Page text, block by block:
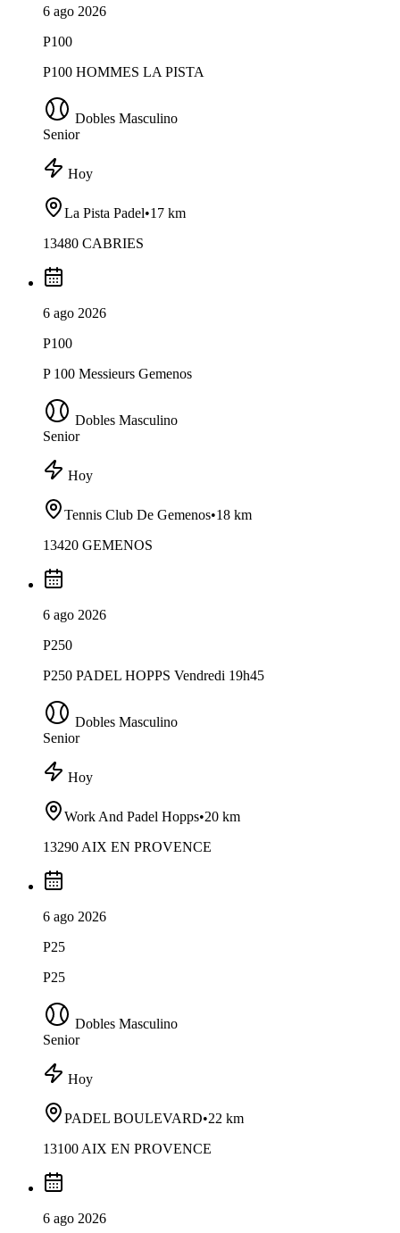
6 ago 2026
P100
P100 HOMMES LA PISTA
Dobles Masculino
Senior
Hoy
La Pista Padel•17 km
13480 CABRIES
6 ago 2026
P100
P 100 Messieurs Gemenos
Dobles Masculino
Senior
Hoy
Tennis Club De Gemenos•18 km
13420 GEMENOS
6 ago 2026
P250
P250 PADEL HOPPS Vendredi 19h45
Dobles Masculino
Senior
Hoy
Work And Padel Hopps•20 km
13290 AIX EN PROVENCE
6 ago 2026
P25
P25
Dobles Masculino
Senior
Hoy
PADEL BOULEVARD•22 km
13100 AIX EN PROVENCE
6 ago 2026